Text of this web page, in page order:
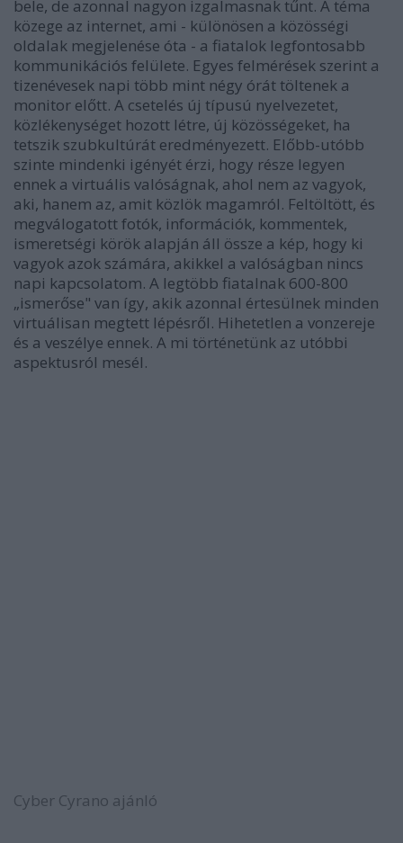
bele, de azonnal nagyon izgalmasnak tűnt. A téma
közege az internet, ami - különösen a közösségi
oldalak megjelenése óta - a fiatalok legfontosabb
kommunikációs felülete. Egyes felmérések szerint a
tizenévesek napi több mint négy órát töltenek a
monitor előtt. A csetelés új típusú nyelvezetet,
közlékenységet hozott létre, új közösségeket, ha
tetszik szubkultúrát eredményezett. Előbb-utóbb
szinte mindenki igényét érzi, hogy része legyen
ennek a virtuális valóságnak, ahol nem az vagyok,
aki, hanem az, amit közlök magamról. Feltöltött, és
megválogatott fotók, információk, kommentek,
ismeretségi körök alapján áll össze a kép, hogy ki
vagyok azok számára, akikkel a valóságban nincs
napi kapcsolatom. A legtöbb fiatalnak 600-800
„ismerőse" van így, akik azonnal értesülnek minden
virtuálisan megtett lépésről. Hihetetlen a vonzereje
és a veszélye ennek. A mi történetünk az utóbbi
aspektusról mesél.
Cyber Cyrano ajánló